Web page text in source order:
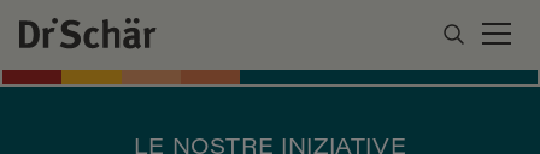
LE NOSTRE INIZIATIVE